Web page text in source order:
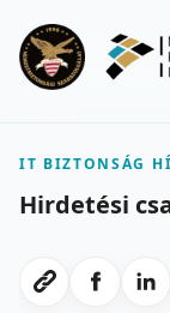
IT BIZTONSÁG
Hirdetési
Link masolasa